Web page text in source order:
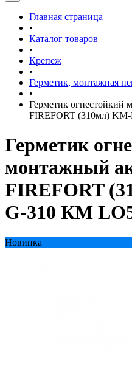
Главная страница
•
Каталог товаров
•
Крепеж
•
Герметик, монтажная
•
Герметик огнестойкий
FIREFORT (310мл)
Герметик
монтажный
FIREFORT
G-310 КМ
Новинка